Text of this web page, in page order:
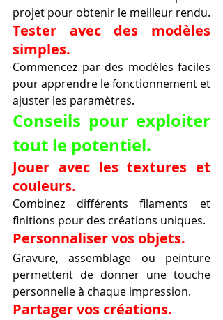
projet pour obtenir le meilleur rendu.
Tester avec des modèles
simples.
Commencez par des modèles faciles
pour apprendre le fonctionnement et
ajuster les paramètres.
Conseils pour exploiter
tout le potentiel.
Jouer avec les textures et
couleurs.
Combinez différents filaments et
finitions pour des créations uniques.
Personnaliser vos objets.
Gravure, assemblage ou peinture
permettent de donner une touche
personnelle à chaque impression.
Partager vos créations.